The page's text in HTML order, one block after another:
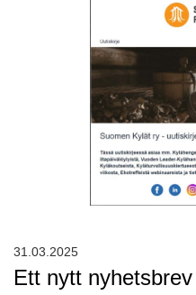
Ett nytt
31.03.2025